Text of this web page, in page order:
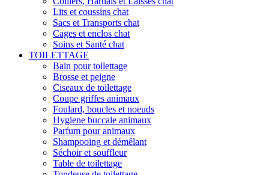
Lits et coussins chat
Sacs et Transports chat
Cages et enclos chat
Soins et Santé chat
TOILETTAGE
Bain pour toilettage
Brosse et peigne
Ciseaux de toilettage
Coupe griffes animaux
Foulard, boucles et noeuds
Hygiene buccale animaux
Parfum pour animaux
Shampooing et démêlant
Séchoir et souffleur
Table de toilettage